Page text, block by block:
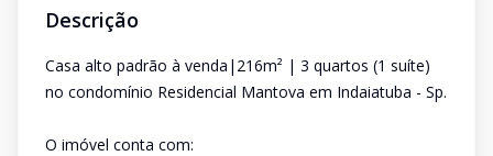
Descrição
Casa alto padrão à venda|216m² | 3 quartos (1 suíte)
no condomínio Residencial Mantova em Indaiatuba - Sp.
O imóvel conta com: